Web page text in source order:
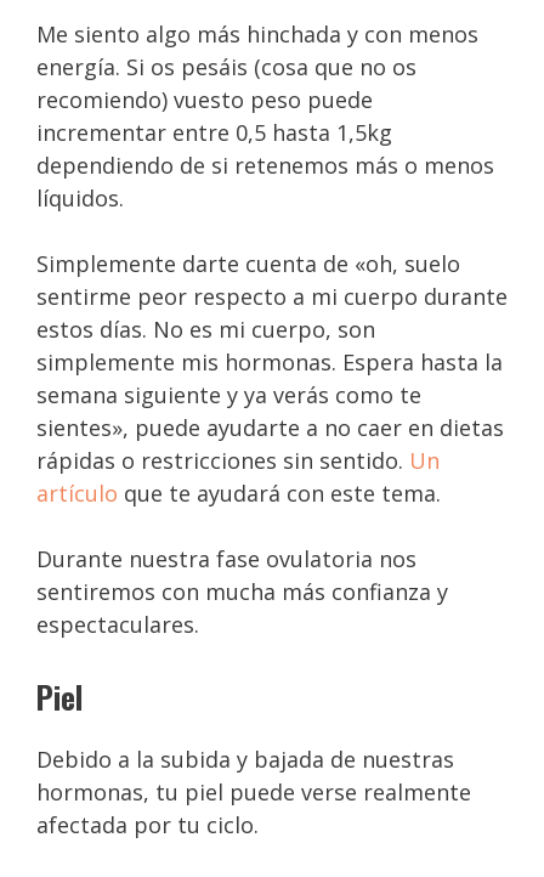
Me siento algo más hinchada y con menos
energía. Si os pesáis (cosa que no os
recomiendo) vuesto peso puede
incrementar entre 0,5 hasta 1,5kg
dependiendo de si retenemos más o menos
líquidos.
Simplemente darte cuenta de «oh, suelo
sentirme peor respecto a mi cuerpo durante
estos días. No es mi cuerpo, son
simplemente mis hormonas. Espera hasta la
semana siguiente y ya verás como te
sientes», puede ayudarte a no caer en dietas
rápidas o restricciones sin sentido. Un
artículo que te ayudará con este tema.
Durante nuestra fase ovulatoria nos
sentiremos con mucha más confianza y
espectaculares.
Piel
Debido a la subida y bajada de nuestras
hormonas, tu piel puede verse realmente
afectada por tu ciclo.